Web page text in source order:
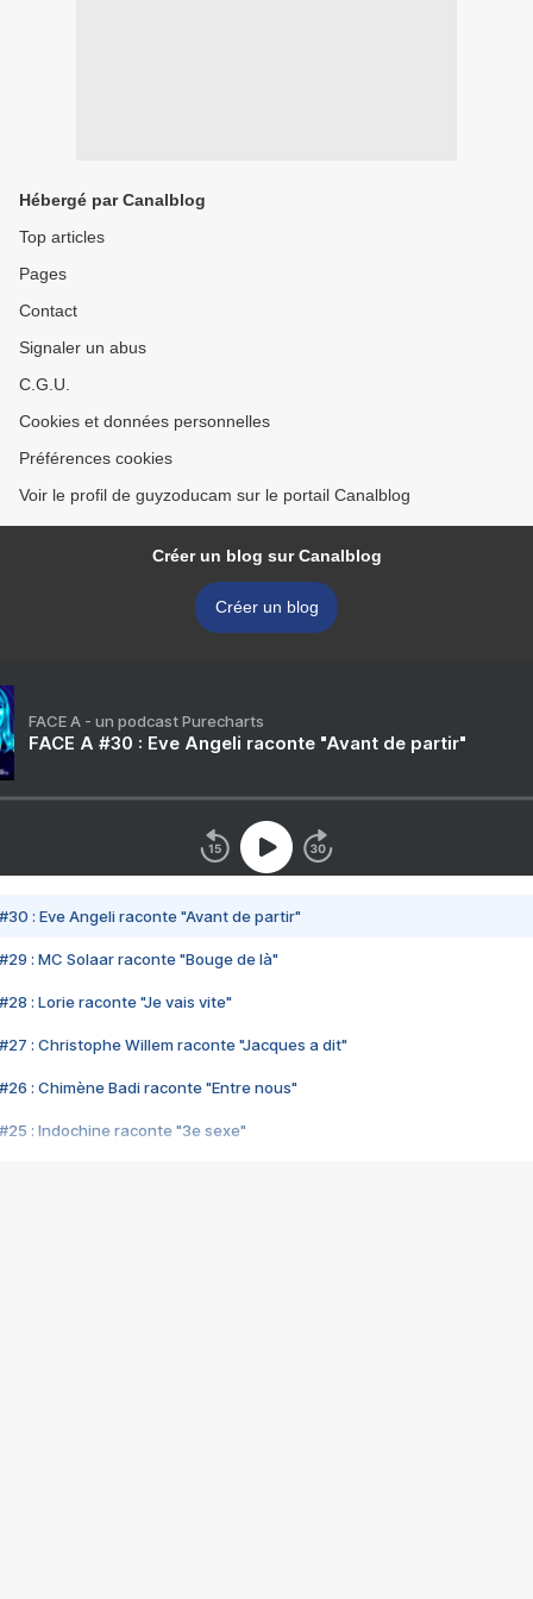
Hébergé par Canalblog
Top articles
Pages
Contact
Signaler un abus
C.G.U.
Cookies et données personnelles
Préférences cookies
Voir le profil de guyzoducam sur le portail Canalblog
Créer un blog sur Canalblog
Créer un blog
FACE A - un podcast Purecharts
FACE A #30 : Eve Angeli raconte "Avant de partir"
#30 : Eve Angeli raconte "Avant de partir"
#29 : MC Solaar raconte "Bouge de là"
#28 : Lorie raconte "Je vais vite"
#27 : Christophe Willem raconte "Jacques a dit"
#26 : Chimène Badi raconte "Entre nous"
#25 : Indochine raconte "3e sexe"